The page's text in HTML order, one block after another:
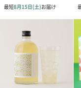
酒造りの立場で地域の
つながると考えていま
商品詳細情報
外装サイズ
幅